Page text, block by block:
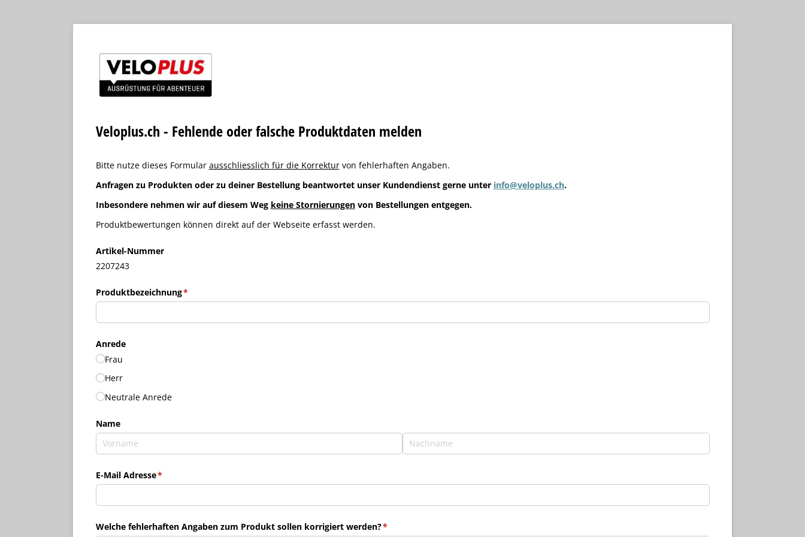
Veloplus.ch - Fehlende oder falsche Produktdaten melden
Bitte nutze dieses Formular ausschliesslich für die Korrekturvon fehlerhaften Angaben.
Anfragen zu Produkten oder zu deiner Bestellung beantwortet unser Kundendienst gerne unter info@veloplus.ch.
Inbesondere nehmen wir auf diesem Weg keine Stornierungenvon Bestellungen entgegen.
Produktbewertungen können direkt auf der Webseite erfasst werden.
Artikel-Nummer
2207243
Produktbezeichnung*
(erforderlich)
Anrede
Frau
Herr
Neutrale Anrede
Name
E-Mail Adresse*
(erforderlich)
Welche fehlerhaften Angaben zum Produkt sollen korrigiert werden?*
(erforderlich)